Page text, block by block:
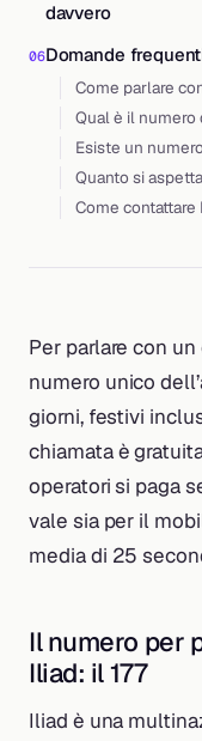
davvero
Domande
Come parlare
Qual è il numero
Esiste un
Quanto si
Come
Per parlare con
numero unico
giorni, festivi
chiamata è
operatori si paga
vale sia per il
media di 25
Il numero per
Iliad: il 177
Iliad è una